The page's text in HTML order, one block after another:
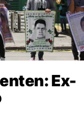
Ex-